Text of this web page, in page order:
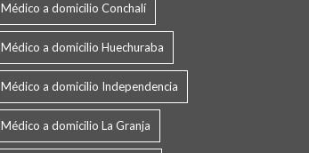
Médico a domicilio Conchalí
Médico a domicilio Huechuraba
Médico a domicilio Independencia
Médico a domicilio La Granja